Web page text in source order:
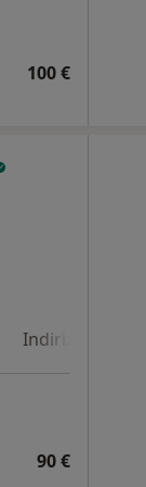
100 €
Indirizzo 4
90 €